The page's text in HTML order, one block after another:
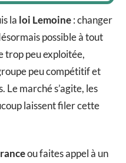
la loi Lemoine: changer
possible à tout
trop peu exploitée,
peu compétitif et
Le marché s’agite, les
laissent filer cette
ou faites appel à un